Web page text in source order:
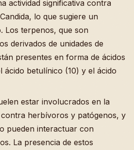
actividad significativa contra
lo que sugiere un
Los terpenos, que son
derivados de unidades de
presentes en forma de ácidos
ácido betulínico (10) y el ácido
estar involucrados en la
herbívoros y patógenos, y
pueden interactuar con
La presencia de estos